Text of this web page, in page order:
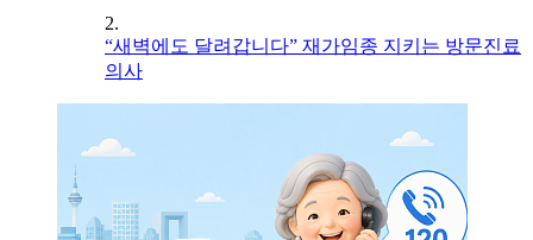
2.
“새벽에도 달려갑니다” 재가임종 지키는 방문진료
의사